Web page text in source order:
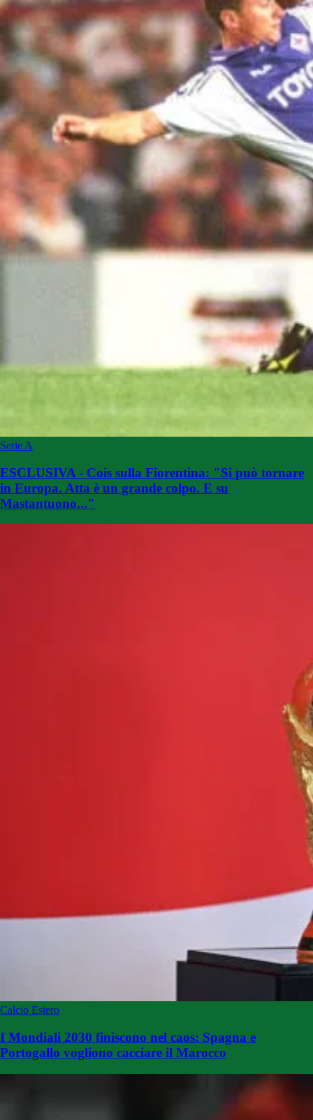
Serie A
ESCLUSIVA - Cois sulla Fiorentina: "Si può tornare
in Europa. Atta è un grande colpo. E su
Mastantuono..."
Calcio Estero
I Mondiali 2030 finiscono nel caos: Spagna e
Portogallo vogliono cacciare il Marocco